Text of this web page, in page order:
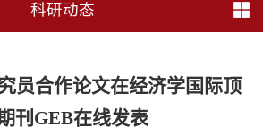
科研动态
员合作论文在经济学国际顶
刊GEB在线发表